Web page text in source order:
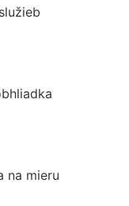
na mieru